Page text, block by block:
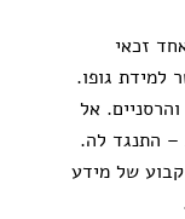
זכאי
למידת גופו.
אל
– התנגד לה.
קבוע של מידע